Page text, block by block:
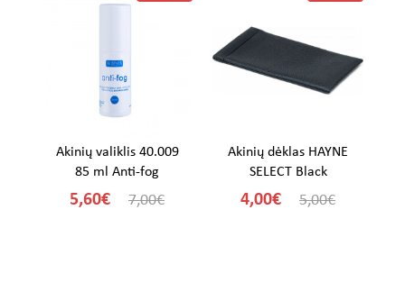
Akinių valiklis 40.009
85 ml Anti-fog
5,60€ 7,00€
Akinių dėklas HAYNE
SELECT Black
4,00€ 5,00€